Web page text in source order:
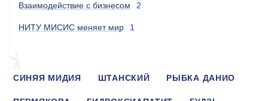
Взаимодействие с бизнесом 2
НИТУ МИСИС меняет мир 1
СИНЯЯ МИДИЯ ШТАНСКИЙ РЫБКА ДАНИО